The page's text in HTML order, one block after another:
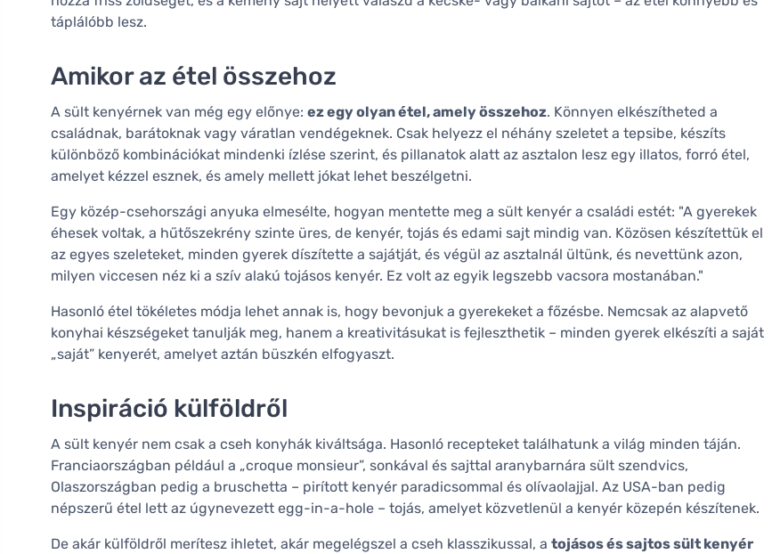
táplálóbb lesz.
Amikor az étel összehoz
A sült kenyérnek van még egy előnye: ez egy olyan étel, amely összehoz. Könnyen elkészítheted a
családnak, barátoknak vagy váratlan vendégeknek. Csak helyezz el néhány szeletet a tepsibe, készíts
különböző kombinációkat mindenki ízlése szerint, és pillanatok alatt az asztalon lesz egy illatos, forró étel,
amelyet kézzel esznek, és amely mellett jókat lehet beszélgetni.
Egy közép-csehországi anyuka elmesélte, hogyan mentette meg a sült kenyér a családi estét: "A gyerekek
éhesek voltak, a hűtőszekrény szinte üres, de kenyér, tojás és edami sajt mindig van. Közösen készítettük el
az egyes szeleteket, minden gyerek díszítette a sajátját, és végül az asztalnál ültünk, és nevettünk azon,
milyen viccesen néz ki a szív alakú tojásos kenyér. Ez volt az egyik legszebb vacsora mostanában."
Hasonló étel tökéletes módja lehet annak is, hogy bevonjuk a gyerekeket a főzésbe. Nemcsak az alapvető
konyhai készségeket tanulják meg, hanem a kreativitásukat is fejleszthetik – minden gyerek elkészíti a saját
„saját” kenyerét, amelyet aztán büszkén elfogyaszt.
Inspiráció külföldről
A sült kenyér nem csak a cseh konyhák kiváltsága. Hasonló recepteket találhatunk a világ minden táján.
Franciaországban például a „croque monsieur”, sonkával és sajttal aranybarnára sült szendvics,
Olaszországban pedig a bruschetta – pirított kenyér paradicsommal és olívaolajjal. Az USA-ban pedig
népszerű étel lett az úgynevezett egg-in-a-hole – tojás, amelyet közvetlenül a kenyér közepén készítenek.
De akár külföldről merítesz ihletet, akár megelégszel a cseh klasszikussal, a tojásos és sajtos sült kenyér